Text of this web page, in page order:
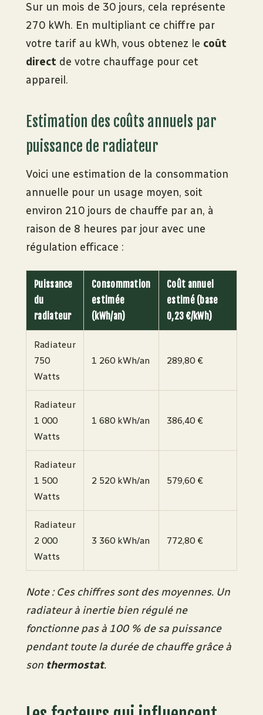
Sur un mois de 30 jours, cela représente
270 kWh. En multipliant ce chiffre par
votre tarif au kWh, vous obtenez le coût
direct de votre chauffage pour cet
appareil.
Estimation des coûts annuels par
puissance de radiateur
Voici une estimation de la consommation
annuelle pour un usage moyen, soit
environ 210 jours de chauffe par an, à
raison de 8 heures par jour avec une
régulation efficace :
Puissance
du
radiateur
Consommation
estimée
(kWh/an)
Coût annuel
estimé (base
0,23 €/kWh)
Radiateur
750
Watts
1 260 kWh/an 289,80 €
Radiateur
1 000
Watts
1 680 kWh/an 386,40 €
Radiateur
1 500
Watts
2 520 kWh/an 579,60 €
Radiateur
2 000
Watts
3 360 kWh/an 772,80 €
Note : Ces chiffres sont des moyennes. Un
radiateur à inertie bien régulé ne
fonctionne pas à 100 % de sa puissance
pendant toute la durée de chauffe grâce à
son thermostat.